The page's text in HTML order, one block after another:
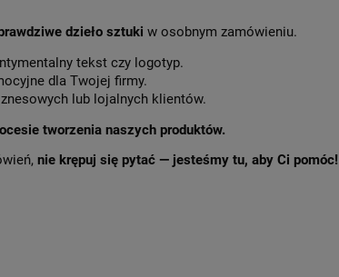
dzieło sztuki w osobnym zamówieniu.
tekst czy logotyp.
dla Twojej firmy.
lub lojalnych klientów.
tworzenia naszych produktów.
nie krępuj się pytać — jesteśmy tu, aby Ci pomóc!